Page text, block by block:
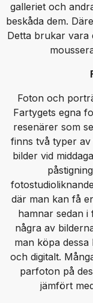
galleriet och
beskåda dem.
Detta brukar vara
Foton och
Fartygets egna
resenärer som
finns två typer
bilder vid
där man kan få
hamnar sedan i
några av
man köpa
och digitalt.
parfoton på
jämfört